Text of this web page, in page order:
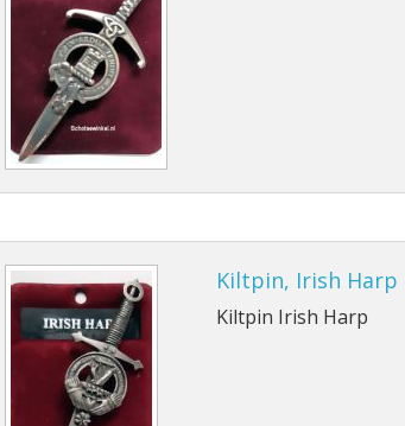
Kiltpin, Irish Harp
Kiltpin Irish Harp